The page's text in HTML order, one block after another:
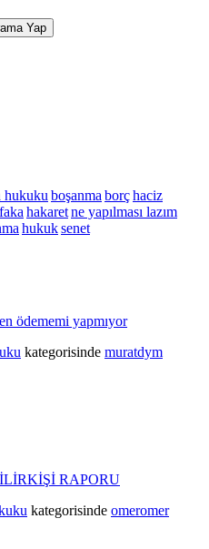
hukuku boşanma borçhaciz
hakaretne yapılması lazım
hukuksenet
ödememi yapmıyor
kategorisinde muratdym
RAPORU
kategorisinde omeromer